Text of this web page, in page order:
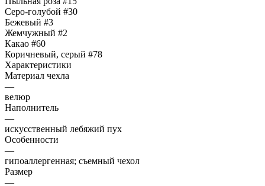
Серо-голубой #30
Бежевый #3
Жемчужный #2
Какао #60
Коричневый, серый #78
Характеристики
Материал чехла
—
велюр
Наполнитель
—
искусственный лебяжий пух
Особенности
—
гипоаллергенная; съемный чехол
Размер
—